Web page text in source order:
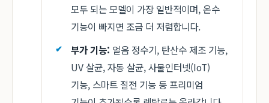
모두 되는 모델이 가장 일반적이며, 온수
기능이 빠지면 조금 더 저렴합니다.
부가 기능: 얼음 정수기, 탄산수 제조 기능,
UV 살균, 자동 살균, 사물인터넷(IoT)
기능, 스마트 절전 기능 등 프리미엄